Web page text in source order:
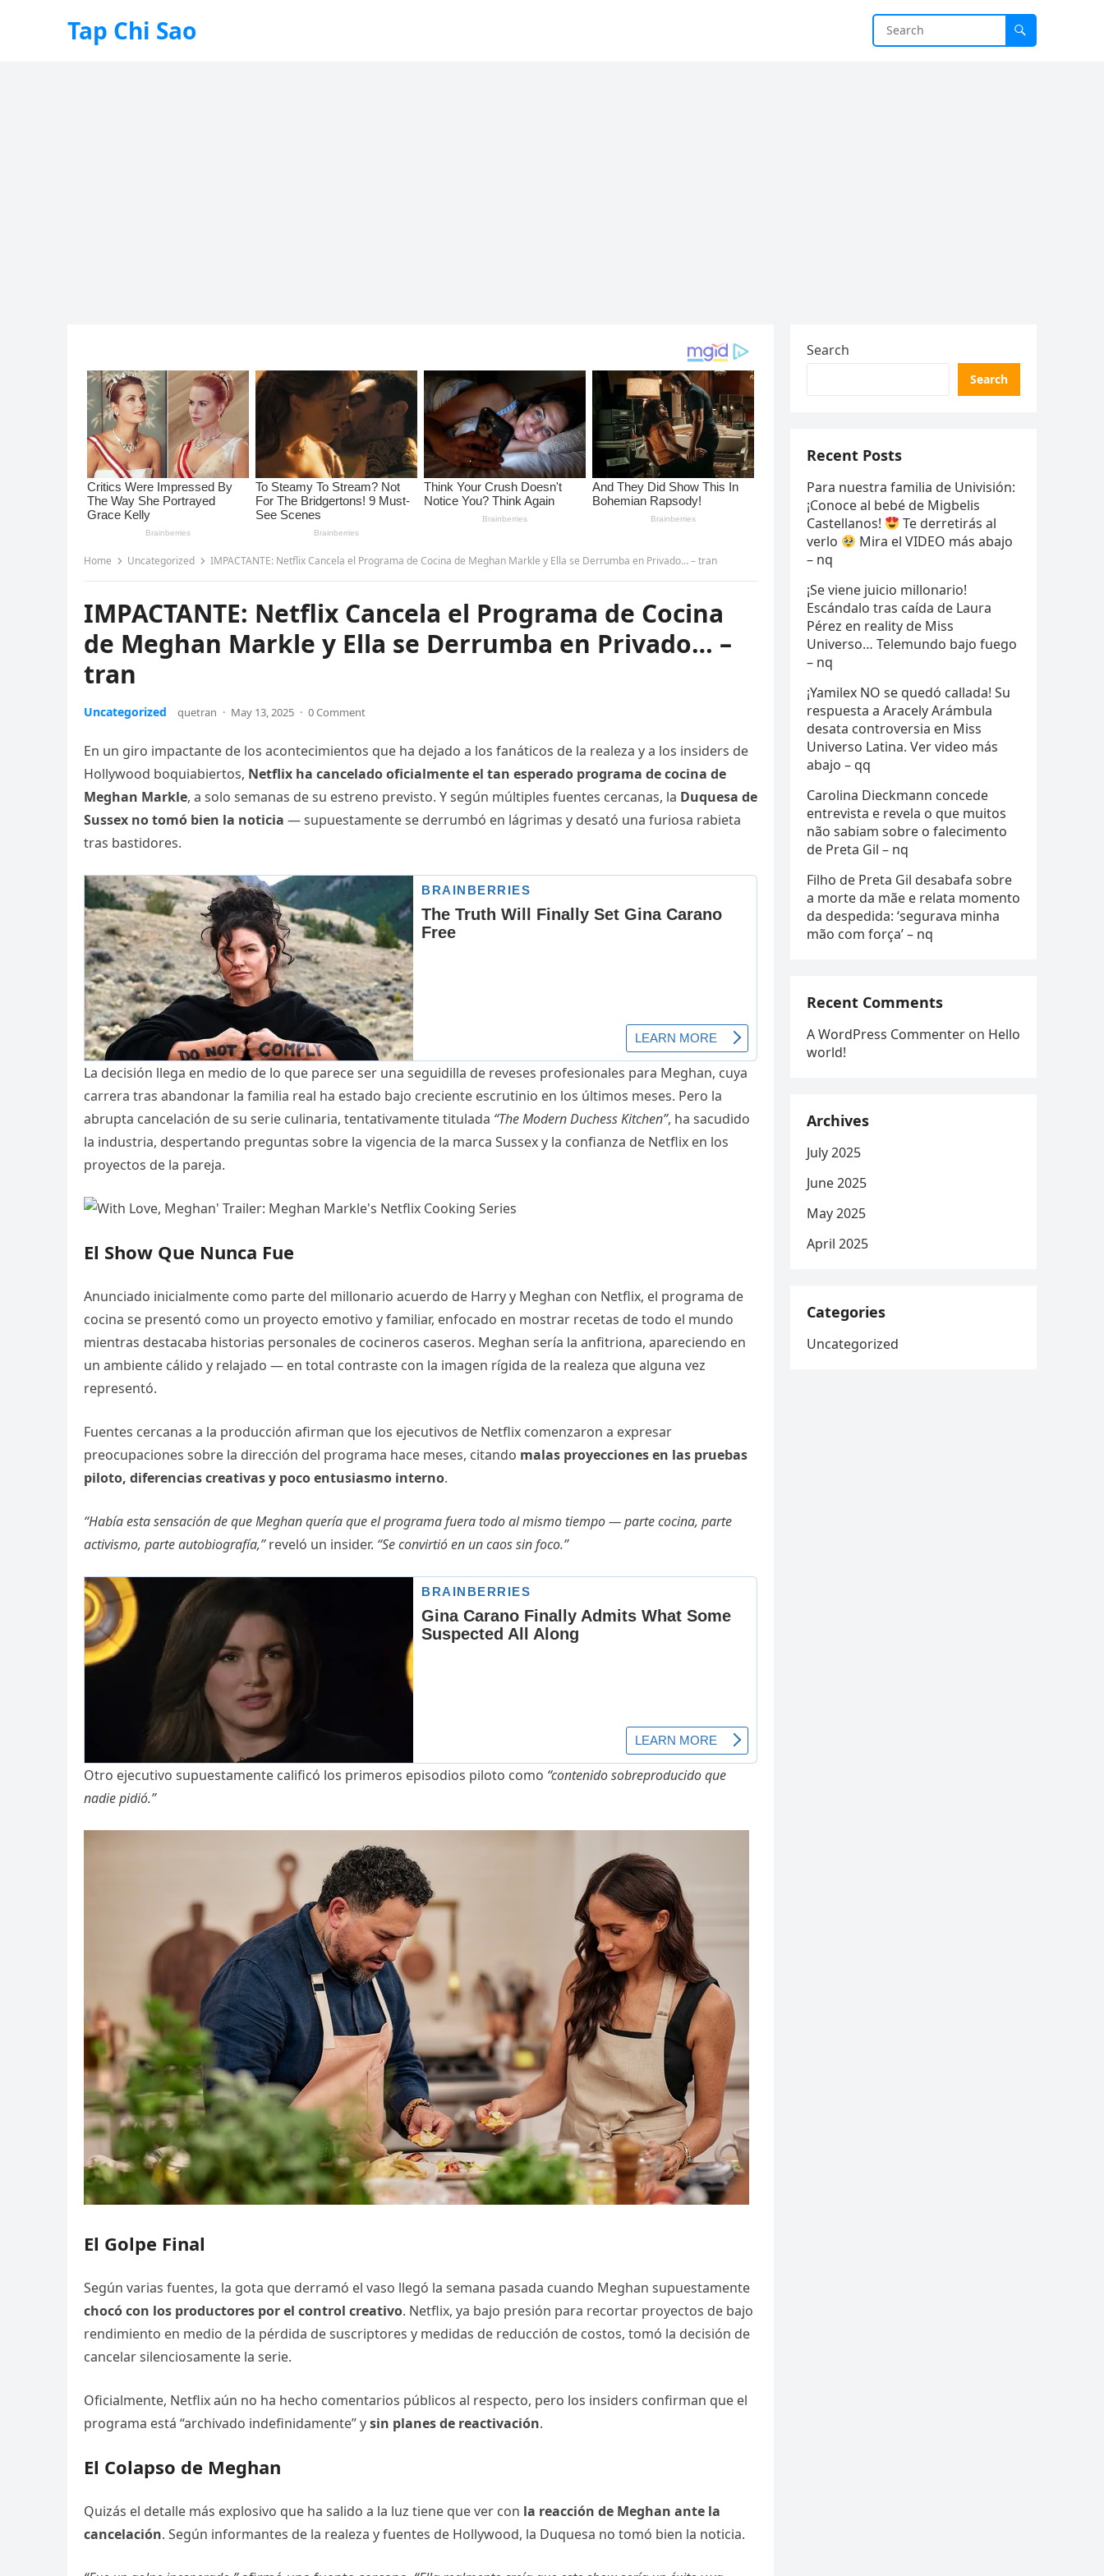
Tap Chi Sao
Home Uncategorized IMPACTANTE: Netflix Cancela el Programa de Cocina de Meghan Markle y Ella se Derrumba en Privado… – tran
IMPACTANTE: Netflix Cancela el Programa de Cocina
de Meghan Markle y Ella se Derrumba en Privado… –
tran
Uncategorized quetran · May 13, 2025 · 0 Comment
En un giro impactante de los acontecimientos que ha dejado a los fanáticos de la realeza y a los insiders de
Hollywood boquiabiertos, Netflix ha cancelado oficialmente el tan esperado programa de cocina de
Meghan Markle, a solo semanas de su estreno previsto. Y según múltiples fuentes cercanas, la Duquesa de
Sussex no tomó bien la noticia — supuestamente se derrumbó en lágrimas y desató una furiosa rabieta
tras bastidores.
La decisión llega en medio de lo que parece ser una seguidilla de reveses profesionales para Meghan, cuya
carrera tras abandonar la familia real ha estado bajo creciente escrutinio en los últimos meses. Pero la
abrupta cancelación de su serie culinaria, tentativamente titulada “The Modern Duchess Kitchen”, ha sacudido
la industria, despertando preguntas sobre la vigencia de la marca Sussex y la confianza de Netflix en los
proyectos de la pareja.
El Show Que Nunca Fue
Anunciado inicialmente como parte del millonario acuerdo de Harry y Meghan con Netflix, el programa de
cocina se presentó como un proyecto emotivo y familiar, enfocado en mostrar recetas de todo el mundo
mientras destacaba historias personales de cocineros caseros. Meghan sería la anfitriona, apareciendo en
un ambiente cálido y relajado — en total contraste con la imagen rígida de la realeza que alguna vez
representó.
Fuentes cercanas a la producción afirman que los ejecutivos de Netflix comenzaron a expresar
preocupaciones sobre la dirección del programa hace meses, citando malas proyecciones en las pruebas
piloto, diferencias creativas y poco entusiasmo interno.
“Había esta sensación de que Meghan quería que el programa fuera todo al mismo tiempo — parte cocina, parte
activismo, parte autobiografía,”reveló un insider. “Se convirtió en un caos sin foco.”
Otro ejecutivo supuestamente calificó los primeros episodios piloto como “contenido sobreproducido que
nadie pidió.”
El Golpe Final
Según varias fuentes, la gota que derramó el vaso llegó la semana pasada cuando Meghan supuestamente
chocó con los productores por el control creativo. Netflix, ya bajo presión para recortar proyectos de bajo
rendimiento en medio de la pérdida de suscriptores y medidas de reducción de costos, tomó la decisión de
cancelar silenciosamente la serie.
Oficialmente, Netflix aún no ha hecho comentarios públicos al respecto, pero los insiders confirman que el
programa está “archivado indefinidamente” ysin planes de reactivación.
El Colapso de Meghan
Quizás el detalle más explosivo que ha salido a la luz tiene que ver con la reacción de Meghan ante la
cancelación. Según informantes de la realeza y fuentes de Hollywood, la Duquesa no tomó bien la noticia.
Search
Search
Recent Posts
Para nuestra familia de Univisión:
¡Conoce al bebé de Migbelis
Castellanos!
Te derretirás al
verlo
Mira el VIDEO más abajo
– nq
¡Se viene juicio millonario!
Escándalo tras caída de Laura
Pérez en reality de Miss
Universo… Telemundo bajo fuego
– nq
¡Yamilex NO se quedó callada! Su
respuesta a Aracely Arámbula
desata controversia en Miss
Universo Latina. Ver video más
abajo – qq
Carolina Dieckmann concede
entrevista e revela o que muitos
não sabiam sobre o falecimento
de Preta Gil – nq
Filho de Preta Gil desabafa sobre
a morte da mãe e relata momento
da despedida: ‘segurava minha
mão com força’ – nq
Recent Comments
A WordPress Commenter on Hello
world!
Archives
July 2025
June 2025
May 2025
April 2025
Categories
Uncategorized